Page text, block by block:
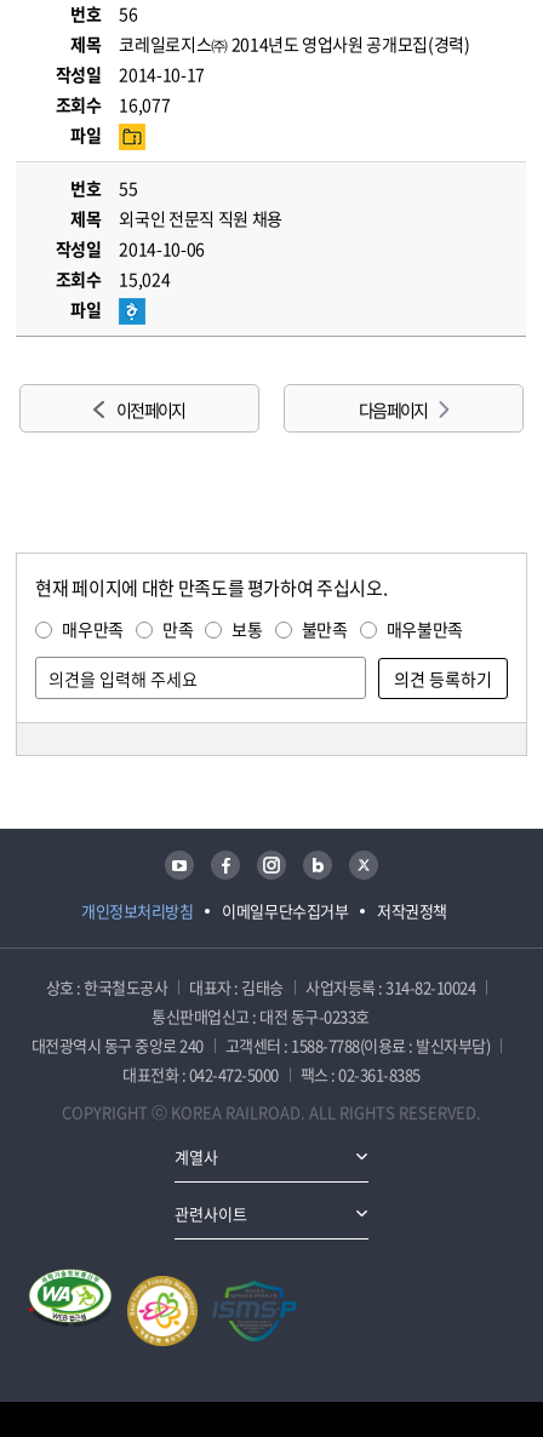
번호
56
제목
코레일로지스㈜ 2014년도 영업사원 공개모집(경력)
작성일
2014-10-17
조회수
16,077
파일
번호
55
제목
외국인 전문직 직원 채용
작성일
2014-10-06
조회수
15,024
파일
이전 페이지 다음 페이지
현재 페이지에 대한 만족도를 평가하여 주십시오.
매우만족 만족 보통 불만족 매우불만족
개인정보처리방침 이메일무단수집거부 저작권정책
유튜브 페이스북 인스타그램 블로그 트위터
상호 : 한국철도공사 대표자 : 김태승
사업자등록 : 314-82-10024
통신판매업신고 : 대전 동구-0233호
대전광역시 동구 중앙로 240
고객센터 : 1588-7788(이용료 : 발신자부담)
대표전화 : 042-472-5000
팩스 : 02-361-8385
COPYRIGHT ⓒ KOREA RAILROAD. ALL RIGHTS RESERVED.
계열사
관련사이트